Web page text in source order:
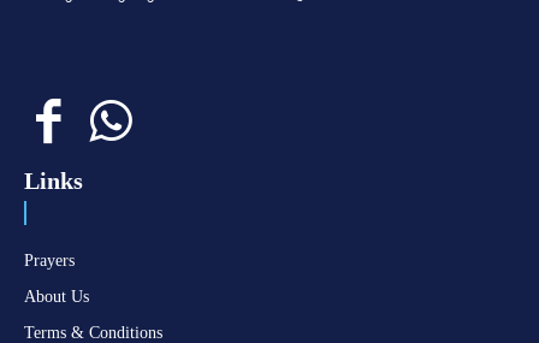
Links
Prayers
About Us
Terms & Conditions